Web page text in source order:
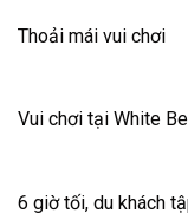
Thoải mái vui chơi
Vui chơi tại White
6 giờ tối, du khách